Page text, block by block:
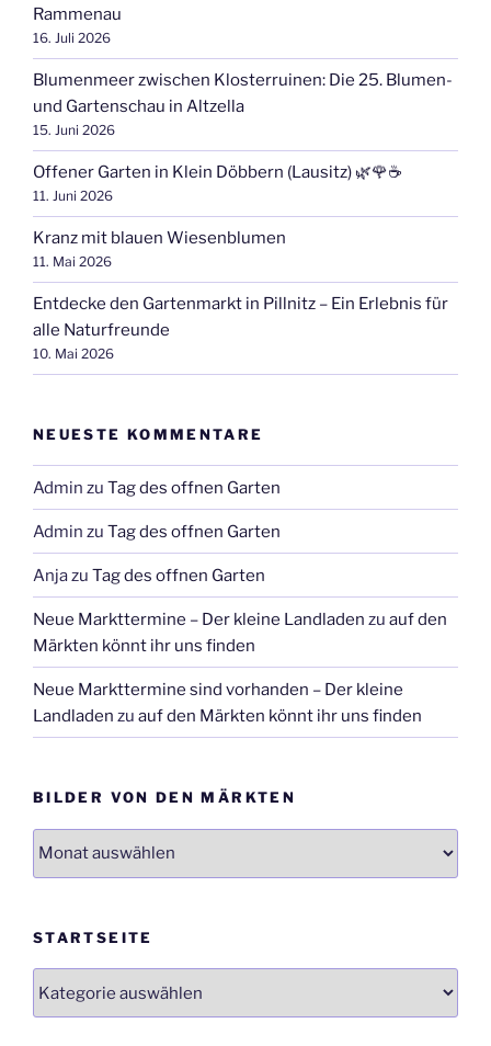
Rammenau
16. Juli 2026
Blumenmeer zwischen Klosterruinen: Die 25. Blumen-
und Gartenschau in Altzella
15. Juni 2026
Offener Garten in Klein Döbbern (Lausitz) 🌿🌹☕
11. Juni 2026
Kranz mit blauen Wiesenblumen
11. Mai 2026
Entdecke den Gartenmarkt in Pillnitz – Ein Erlebnis für
alle Naturfreunde
10. Mai 2026
NEUESTE KOMMENTARE
Admin zu Tag des offnen Garten
Admin zu Tag des offnen Garten
Anjazu Tag des offnen Garten
Neue Markttermine – Der kleine Landladen zu auf den
Märkten könnt ihr uns finden
Neue Markttermine sind vorhanden – Der kleine
Landladen zu auf den Märkten könnt ihr uns finden
BILDER VON DEN MÄRKTEN
Bilder
STARTSEITE